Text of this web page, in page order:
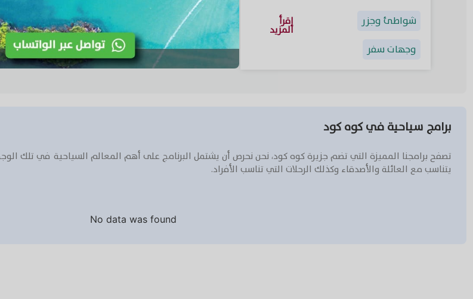
شواطئ وجزر
وجهات سفر
إقرأ
المزيد
برامج سياحية في كوه كود
تصفح برامجنا المميزة التي تضم جزيرة كوه كود، نحن نحرص أن يشتمل البرنامج على أهم المعالم السياحية في تلك
يتناسب مع العائلة والأصدقاء وكذلك الرحلات التي تناسب الأفراد.
No data was found